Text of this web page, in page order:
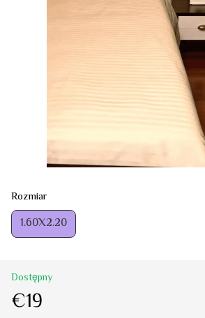
Rozmiar
1.60Х2.20
Dostępny
€19